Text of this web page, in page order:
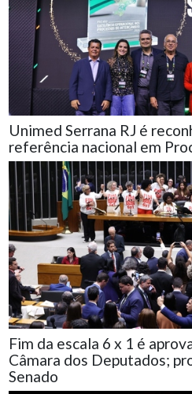
Unimed Serrana RJ é
referência nacional em
Fim da escala 6 x 1 é
Câmara dos Deputados;
Senado